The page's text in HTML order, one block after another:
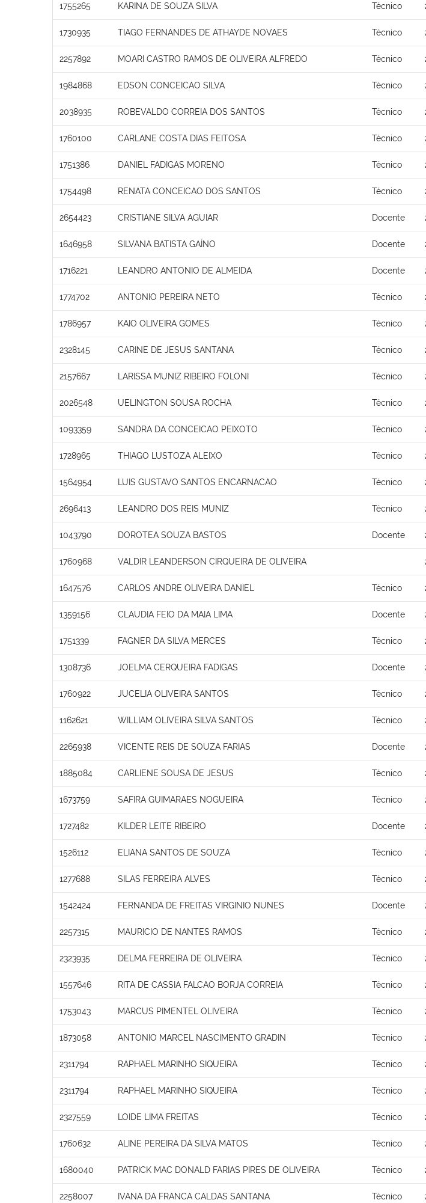
1755265 KARINA DE SOUZA SILVA Técnico
1730935 TIAGO FERNANDES DE ATHAYDE NOVAES Técnico
2257892 MOARI CASTRO RAMOS DE OLIVEIRA ALFREDO Técnico
1984868 EDSON CONCEICAO SILVA Técnico
2038935 ROBEVALDO CORREIA DOS SANTOS Técnico
1760100 CARLANE COSTA DIAS FEITOSA Técnico
1751386 DANIEL FADIGAS MORENO Técnico
1754498 RENATA CONCEICAO DOS SANTOS Técnico
2654423 CRISTIANE SILVA AGUIAR Docente
1646958 SILVANA BATISTA GAÍNO Docente
1716221 LEANDRO ANTONIO DE ALMEIDA Docente
1774702 ANTONIO PEREIRA NETO Técnico
1786957 KAIO OLIVEIRA GOMES Técnico
2328145 CARINE DE JESUS SANTANA Técnico
2157667 LARISSA MUNIZ RIBEIRO FOLONI Técnico
2026548 UELINGTON SOUSA ROCHA Técnico
1093359 SANDRA DA CONCEICAO PEIXOTO Técnico
1728965 THIAGO LUSTOZA ALEIXO Técnico
1564954 LUIS GUSTAVO SANTOS ENCARNACAO Técnico
2696413 LEANDRO DOS REIS MUNIZ Técnico
1043790 DOROTEA SOUZA BASTOS Docente
1760968 VALDIR LEANDERSON CIRQUEIRA DE OLIVEIRA
1647576 CARLOS ANDRE OLIVEIRA DANIEL Técnico
1359156 CLAUDIA FEIO DA MAIA LIMA Docente
1751339 FAGNER DA SILVA MERCES Técnico
1308736 JOELMA CERQUEIRA FADIGAS Docente
1760922 JUCELIA OLIVEIRA SANTOS Técnico
1162621 WILLIAM OLIVEIRA SILVA SANTOS Técnico
2265938 VICENTE REIS DE SOUZA FARIAS Docente
1885084 CARLIENE SOUSA DE JESUS Técnico
1673759 SAFIRA GUIMARAES NOGUEIRA Técnico
1727482 KILDER LEITE RIBEIRO Docente
1526112 ELIANA SANTOS DE SOUZA Técnico
1277688 SILAS FERREIRA ALVES Técnico
1542424 FERNANDA DE FREITAS VIRGINIO NUNES Docente
2257315 MAURICIO DE NANTES RAMOS Técnico
2323935 DELMA FERREIRA DE OLIVEIRA Técnico
1557646 RITA DE CASSIA FALCAO BORJA CORREIA Técnico
1753043 MARCUS PIMENTEL OLIVEIRA Técnico
1873058 ANTONIO MARCEL NASCIMENTO GRADIN Técnico
2311794 RAPHAEL MARINHO SIQUEIRA Técnico
2311794 RAPHAEL MARINHO SIQUEIRA Técnico
2327559 LOIDE LIMA FREITAS Técnico
1760632 ALINE PEREIRA DA SILVA MATOS Técnico
1680040 PATRICK MAC DONALD FARIAS PIRES DE OLIVEIRA Técnico
2258007 IVANA DA FRANCA CALDAS SANTANA Técnico